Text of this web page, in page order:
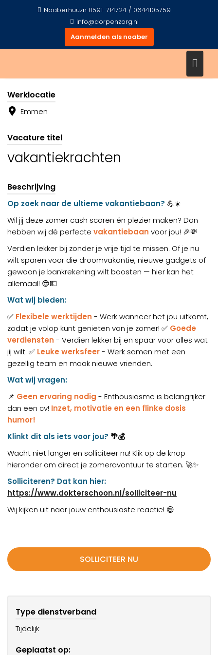
Noaberhuuzn 0591-714724 / 0644105759
info@dorpenzorg.nl
Aanmelden als noaber
Werkgever
Werklocatie
Emmen
Vacature titel
vakantiekrachten
Beschrijving
Op zoek naar de ultieme vakantiebaan? 💪☀️
Wil jij deze zomer cash scoren én plezier maken? Dan
hebben wij dé perfecte vakantiebaan voor jou! 🎉💸
Verdien lekker bij zonder je vrije tijd te missen. Of je nu
wilt sparen voor die droomvakantie, nieuwe gadgets of
gewoon je bankrekening wilt boosten — hier kan het
allemaal! 😎💵
Wat wij bieden:
✅ Flexibele werktijden - Werk wanneer het jou uitkomt,
zodat je volop kunt genieten van je zomer! ✅ Goede
verdiensten - Verdien lekker bij en spaar voor alles wat
jij wilt. ✅ Leuke werksfeer- Werk samen met een
gezellig team en maak nieuwe vrienden.
Wat wij vragen:
📌 Geen ervaring nodig - Enthousiasme is belangrijker
dan een cv! Inzet, motivatie en een flinke dosis
humor!
Klinkt dit als iets voor jou? 🌴💰
Wacht niet langer en solliciteer nu! Klik op de knop
hieronder om direct je zomeravontuur te starten. 🚀✨
Solliciteren? Dat kan hier:
https://www.dokterschoon.nl/solliciteer-nu
Wij kijken uit naar jouw enthousiaste reactie! 😄
SOLLICITEER NU
Type dienstverband
Tijdelijk
Geplaatst op: